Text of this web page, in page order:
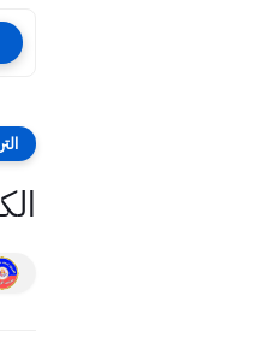
الكرخ ٢ تنويه الكتاب